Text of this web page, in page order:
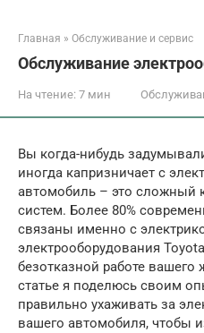
Главная » Обслуживание и сервис
Обслуживание
На чтение: 7 мин
Вы когда-нибудь
иногда капризничает с
автомобиль – это сложный
систем. Более 80%
связаны именно с
электрооборудования
безотказной работе вашего
статье я поделюсь своим
правильно ухаживать за
вашего автомобиля, чтобы